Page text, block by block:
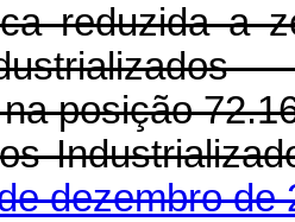
reduzida a
posição
dezembro de